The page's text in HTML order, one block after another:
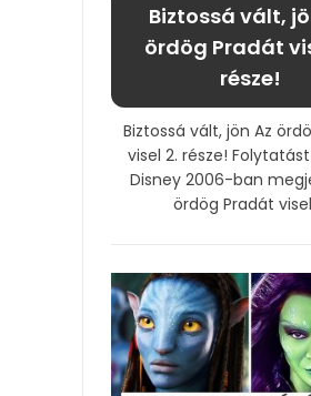
Biztossá vált,
ördög Pradát
része!
Biztossá vált, jön Az
visel 2. része!
Disney 2006-ban
ördög Pradát visel